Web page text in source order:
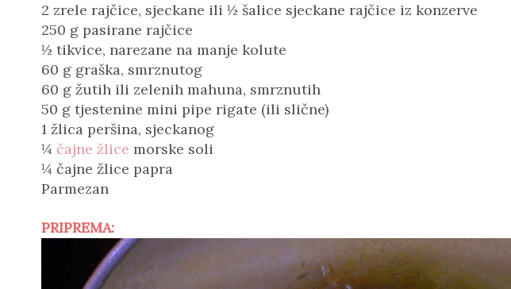
2 zrele rajčice, sjeckane ili ½ šalice sjeckane rajčice iz konzerve
250 g pasirane rajčice
½ tikvice, narezane na manje kolute
60 g graška, smrznutog
60 g žutih ili zelenih mahuna, smrznutih
50 g tjestenine mini pipe rigate (ili slične)
1 žlica peršina, sjeckanog
¼ čajne žlice morske soli
¼ čajne žlice papra
Parmezan
PRIPREMA: